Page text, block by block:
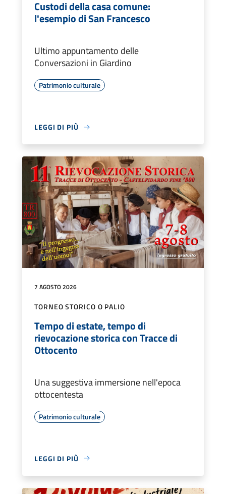
Custodi della casa comune:
l'esempio di San Francesco
Ultimo appuntamento delle
Conversazioni in Giardino
Patrimonio culturale
LEGGI DI PIÙ
7 AGOSTO 2026
TORNEO STORICO O PALIO
Tempo di estate, tempo di
rievocazione storica con Tracce di
Ottocento
Una suggestiva immersione nell'epoca
ottocentesta
Patrimonio culturale
LEGGI DI PIÙ